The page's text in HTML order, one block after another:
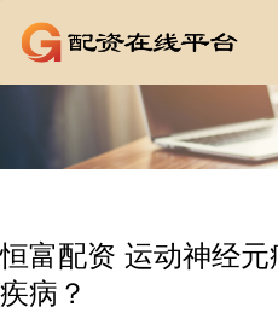
恒富配资 运动神经
疾病？